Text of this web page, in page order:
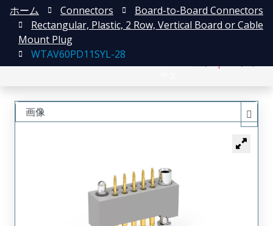
ホーム Connectors
Board-to-Board Connectors
Rectangular, Plastic, 2 Row, Vertical Board or Cable
Mount Plug
WTAV60PD11SYL-28
画像